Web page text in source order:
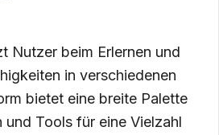
Nutzer beim Erlernen und
in verschiedenen
bietet eine breite Palette
und Tools für eine Vielzahl